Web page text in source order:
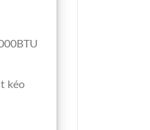
kéo